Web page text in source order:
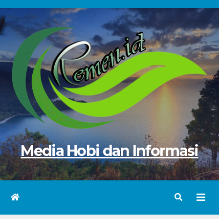
Media Hobi dan Informasi